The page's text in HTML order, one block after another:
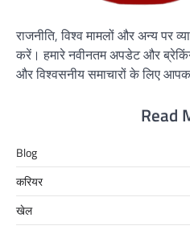
राजनीति, विश्व मामलों और अन्य पर
करें। हमारे नवीनतम अपडेट और
और विश्वसनीय समाचारों के लिए
Read
Blog
करियर
खेल